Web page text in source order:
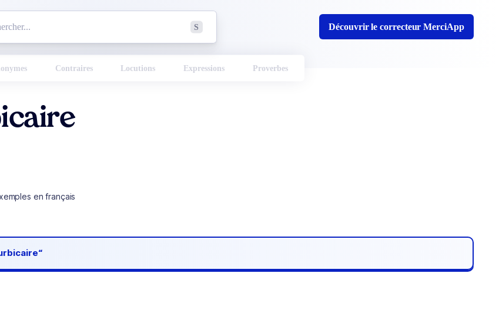
S Découvrir le correcteur MerciApp
Contraires Locutions Expressions Proverbes
en français